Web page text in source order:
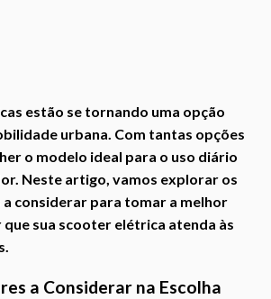
estão se tornando uma opção
urbana. Com tantas opções
o modelo ideal para o uso diário
Neste artigo, vamos explorar os
considerar para tomar a melhor
sua scooter elétrica atenda às
a Considerar na Escolha